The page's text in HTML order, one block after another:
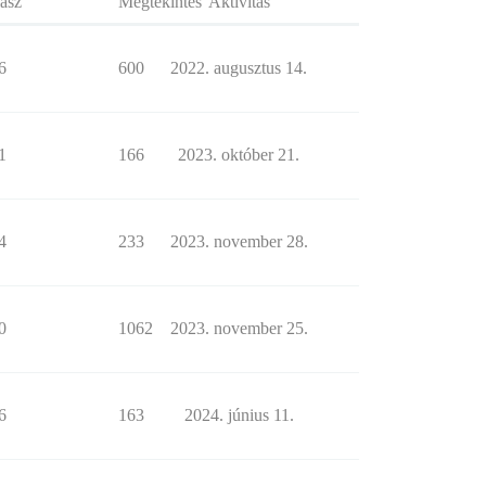
600 2022. augusztus 14.
166 2023. október 21.
233 2023. november 28.
1062 2023. november 25.
163 2024. június 11.